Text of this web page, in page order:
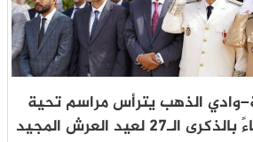
الذهب يترأس مراسم تحية
لعيد العرش المجيد